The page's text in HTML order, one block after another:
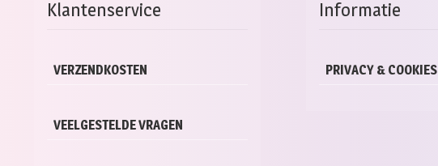
Klantenservice
VERZENDKOSTEN
VEELGESTELDE VRAGEN
Informatie
PRIVACY & COOKIES